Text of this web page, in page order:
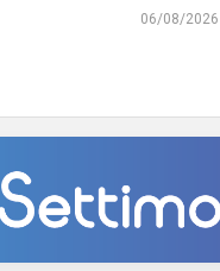
06/08/2026